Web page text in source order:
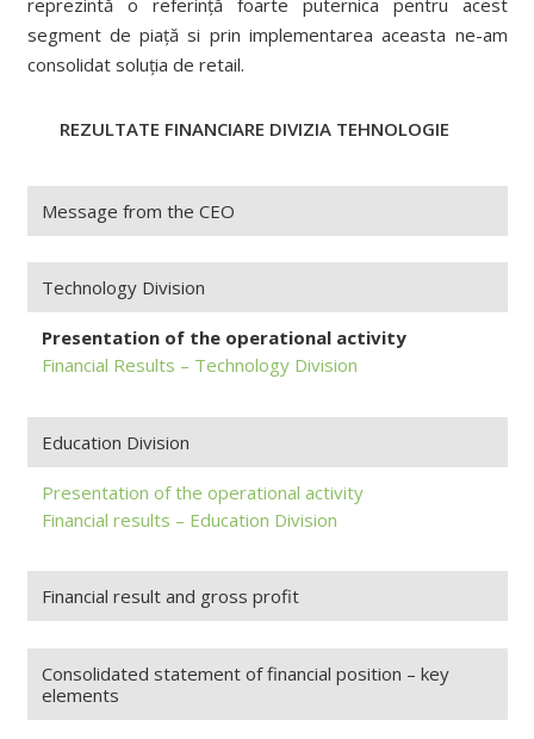
reprezintă o referință foarte puternica pentru acest
segment de piață si prin implementarea aceasta ne-am
consolidat soluția de retail.
REZULTATE FINANCIARE DIVIZIA TEHNOLOGIE
Message from the CEO
Technology Division
Presentation of the operational activity
Financial Results – Technology Division
Education Division
Presentation of the operational activity
Financial results – Education Division
Financial result and gross profit
Consolidated statement of financial position – key
elements